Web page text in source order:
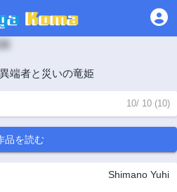
10/ 10 (10)
品を読む
Shimano Yuhi